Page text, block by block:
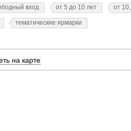
вход от 5 до 10 лет от 10
тематические ярмарки
на карте